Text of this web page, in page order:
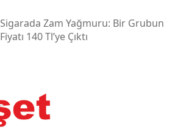
Sigarada Zam Yağmuru: Bir Grubun
Fiyatı 140 Tl’ye Çıktı